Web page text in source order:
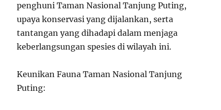
penghuni Taman Nasional Tanjung Puting,
upaya konservasi yang dijalankan, serta
tantangan yang dihadapi dalam menjaga
keberlangsungan spesies di wilayah ini.
Keunikan Fauna Taman Nasional Tanjung
Puting: